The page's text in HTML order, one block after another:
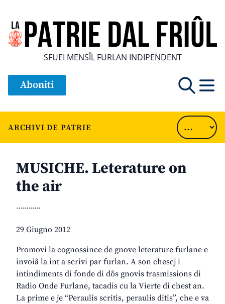
SFUEI MENSÎL FURLAN INDIPENDENT
Aboniti
ARCHIVI DE PATRIE
MUSICHE. Leterature on
the air
............
29 Giugno 2012
Promovi la cognossince de gnove leterature furlane e
invoiâ la int a scrivi par furlan. A son chescj i
intindiments di fonde di dôs gnovis trasmissions di
Radio Onde Furlane, tacadis cu la Vierte di chest an.
La prime e je “Peraulis scritis, peraulis ditis”, che e va